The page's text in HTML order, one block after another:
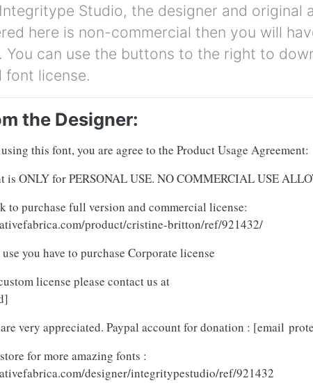
Studio, the designer and original
here is non-commercial then you will
You can use the buttons to the right to
font license.
the Designer:
this font, you are agree to the Product Usage Agreement:
is ONLY for PERSONAL USE. NO COMMERCIAL USE
to purchase full version and commercial license:
product/cristine-britton/ref/921432/
you have to purchase Corporate license
license please contact us at
very appreciated. Paypal account for donation : [email
for more amazing fonts :
designer/integritypestudio/ref/921432